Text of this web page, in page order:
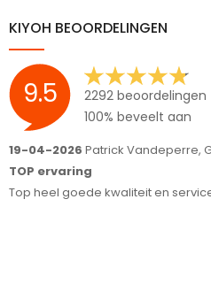
KIYOH BEOORDELINGEN
9.5
2292 beoordelingen
100% beveelt aan
16-04-2026 Hoveniers
Meedenken in je
nakomen;)